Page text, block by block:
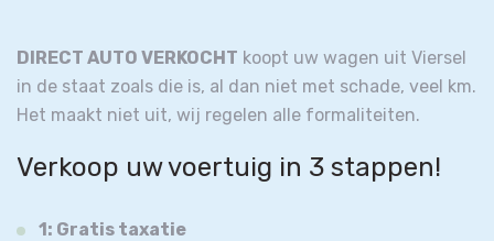
DIRECT AUTO VERKOCHT koopt uw wagen uit Viersel
in de staat zoals die is, al dan niet met schade, veel km.
Het maakt niet uit, wij regelen alle formaliteiten.
Verkoop uw voertuig in 3 stappen!
1: Gratis taxatie